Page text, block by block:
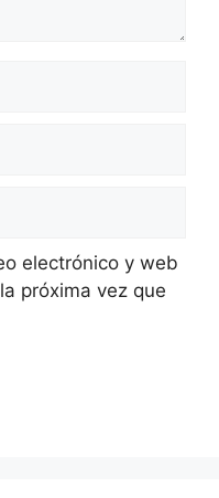
electrónico y web
próxima vez que